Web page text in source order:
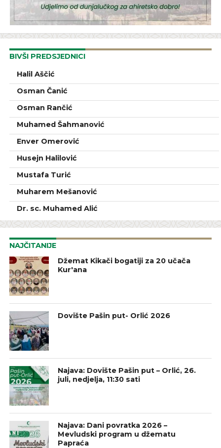
BIVŠI PREDSJEDNICI
Halil Aščić
Osman Čanić
Osman Rančić
Muhamed Šahmanović
Enver Omerović
Husejn Halilović
Mustafa Turić
Muharem Mešanović
Dr. sc. Muhamed Alić
NAJČITANIJE
Džemat Kikači bogatiji za 20 učača
Kur'ana
Dovište Pašin put- Orlić 2026
Najava: Dovište Pašin put – Orlić, 26.
juli, nedjelja, 11:30 sati
Najava: Dani povratka 2026 –
Mevludski program u džematu
Papraća